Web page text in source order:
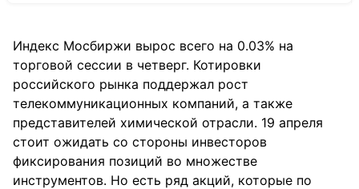
Индекс Мосбиржи вырос всего на 0.03% на
торговой сессии в четверг. Котировки
российского рынка поддержал рост
телекоммуникационных компаний, а также
представителей химической отрасли. 19 апреля
стоит ожидать со стороны инвесторов
фиксирования позиций во множестве
инструментов. Но есть ряд акций, которые по